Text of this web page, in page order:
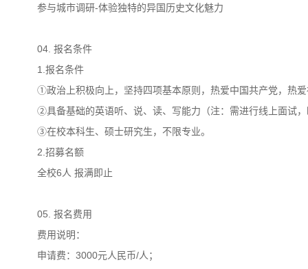
参与城市调研-体验独特的异国历史文化魅力
04. 报名条件
1.报名条件
①政治上积极向上，坚持四项基本原则，热爱中国共产党，热
②具备基础的英语听、说、读、写能力（注：需进行线上面试
③在校本科生、硕士研究生，不限专业。
2.招募名额
全校6人 报满即止
05. 报名费用
费用说明：
申请费：3000元人民币/人；